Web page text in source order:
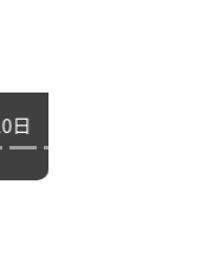
2026年 8月 10日